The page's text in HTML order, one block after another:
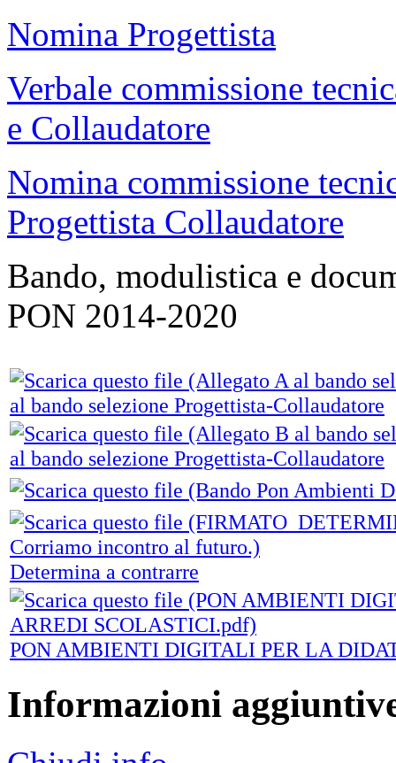
Nomina Progettista
Verbale commissione
e Collaudatore
Nomina commissione
Progettista Collaudatore
Bando, modulistica e
PON 2014-2020
al bando selezione Progettista-Collaudatore
al bando selezione Progettista-Collaudatore
Determina a contrarre
PON AMBIENTI DIGITALI PER LA
Informazioni